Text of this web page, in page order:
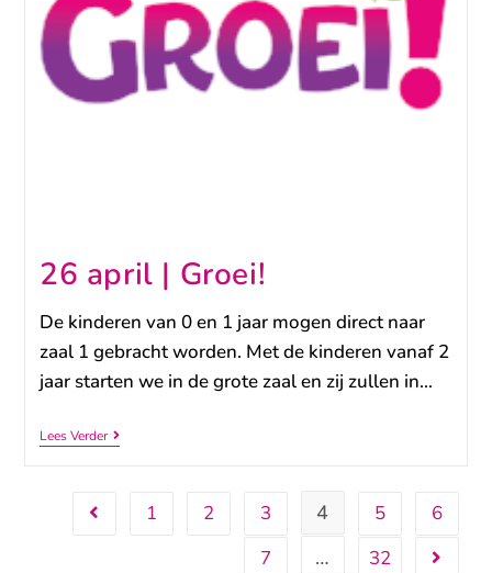
26 april | Groei!
De kinderen van 0 en 1 jaar mogen direct naar
zaal 1 gebracht worden. Met de kinderen vanaf 2
jaar starten we in de grote zaal en zij zullen in…
Lees Verder
1 2 3 4 5
6
7
… 32